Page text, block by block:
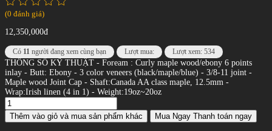
(0 đánh giá)
12,350,000đ
Có 11 người đang xem cùng bạn Lượt mua: Lượt xem: 534
THÔNG SỐ KỸ THUẬT - Foream : Curly maple wood/ebony 6 points
inlay - Butt: Ebony - 3 color veneers (black/maple/blue) - 3/8-11 joint -
Maple wood Joint Cap - Shaft:Canada AA class maple, 12.5mm -
Wrap:Irish linen (4 in 1) - Weight:19oz~20oz
Thêm vào giỏ và mua sản phẩm khác Mua Ngay Thanh toán ngay